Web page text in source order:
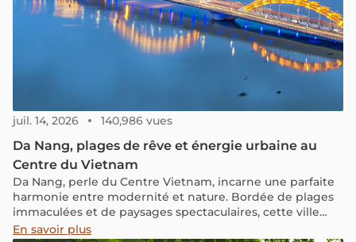
juil. 14, 2026 140,986 vues
Da Nang, plages de rêve et énergie urbaine au
Centre du Vietnam
Da Nang, perle du Centre Vietnam, incarne une parfaite
harmonie entre modernité et nature. Bordée de plages
immaculées et de paysages spectaculaires, cette ville
raffinée séduit par son art de vivre paisible et son
En savoir plus